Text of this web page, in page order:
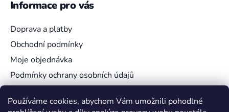
Používáme cookies, abychom Vám umožnili pohodlné
Informace pro vás
Doprava a platby
Obchodní podmínky
Moje objednávka
Podmínky ochrany osobních údajů